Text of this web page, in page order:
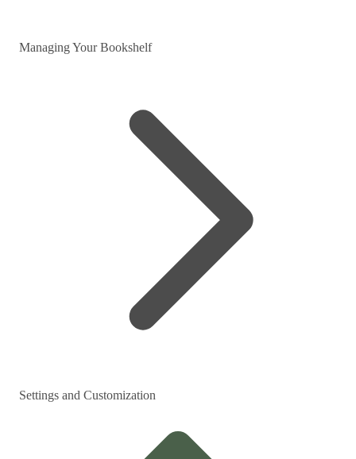
Managing Your Bookshelf
Settings and Customization